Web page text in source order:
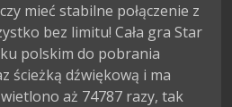
mieć stabilne połączenie z
bez limitu! Cała gra Star
polskim do pobrania
ścieżką dźwiękową i ma
aż 74787 razy, tak